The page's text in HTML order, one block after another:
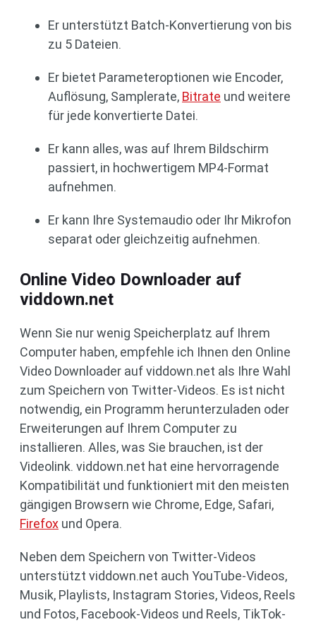
Er unterstützt Batch-Konvertierung von bis
zu 5 Dateien.
Er bietet Parameteroptionen wie Encoder,
Auflösung, Samplerate, Bitrate und weitere
für jede konvertierte Datei.
Er kann alles, was auf Ihrem Bildschirm
passiert, in hochwertigem MP4-Format
aufnehmen.
Er kann Ihre Systemaudio oder Ihr Mikrofon
separat oder gleichzeitig aufnehmen.
Online Video Downloader auf
viddown.net
Wenn Sie nur wenig Speicherplatz auf Ihrem
Computer haben, empfehle ich Ihnen den Online
Video Downloader auf viddown.net als Ihre Wahl
zum Speichern von Twitter-Videos. Es ist nicht
notwendig, ein Programm herunterzuladen oder
Erweiterungen auf Ihrem Computer zu
installieren. Alles, was Sie brauchen, ist der
Videolink. viddown.net hat eine hervorragende
Kompatibilität und funktioniert mit den meisten
gängigen Browsern wie Chrome, Edge, Safari,
Firefox und Opera.
Neben dem Speichern von Twitter-Videos
unterstützt viddown.net auch YouTube-Videos,
Musik, Playlists, Instagram Stories, Videos, Reels
und Fotos, Facebook-Videos und Reels, TikTok-